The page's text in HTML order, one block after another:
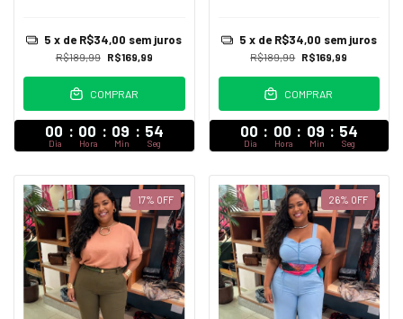
R$189,99 R$169,99
5 x de R$34,00 sem juros
COMPRAR
00 : 00 : 09 : 52
Dia Hora Min Seg
R$189,99 R$169,99
5 x de R$34,00 sem juros
COMPRAR
00 : 00 : 09 : 52
Dia Hora Min Seg
17% OFF 26% OFF